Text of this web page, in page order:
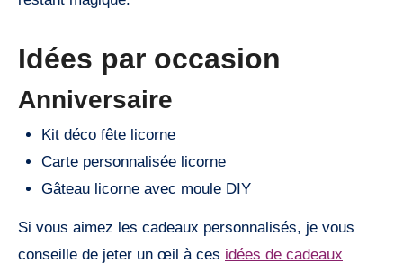
Idées par occasion
Anniversaire
Kit déco fête licorne
Carte personnalisée licorne
Gâteau licorne avec moule DIY
Si vous aimez les cadeaux personnalisés, je vous
conseille de jeter un œil à ces idées de cadeaux